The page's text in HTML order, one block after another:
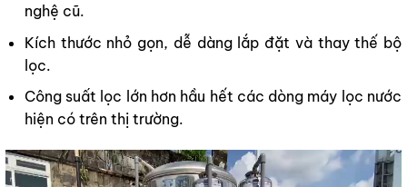
nghệ cũ.
Kích thước nhỏ gọn, dễ dàng lắp đặt và thay thế bộ
lọc.
Công suất lọc lớn hơn hầu hết các dòng máy lọc nước
hiện có trên thị trường.
Trình
chơi